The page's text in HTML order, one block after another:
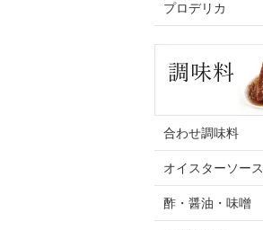
プロデリカ
合わせ調味料
オイスターソース
酢・醤油・味噌